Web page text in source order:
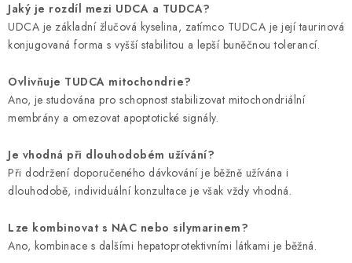
Jaký je rozdíl mezi UDCA a TUDCA?
UDCA je základní žlučová kyselina, zatímco TUDCA je její taurinová
konjugovaná forma s vyšší stabilitou a lepší buněčnou tolerancí.
Ovlivňuje TUDCA mitochondrie?
Ano, je studována pro schopnost stabilizovat mitochondriální
membrány a omezovat apoptotické signály.
Je vhodná při dlouhodobém užívání?
Při dodržení doporučeného dávkování je běžně užívána i
dlouhodobě, individuální konzultace je však vždy vhodná.
Lze kombinovat s NAC nebo silymarinem?
Ano, kombinace s dalšími hepatoprotektivními látkami je běžná.